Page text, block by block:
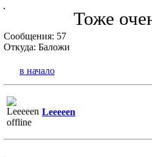
Сообщения: 57
Откуда: Баложи
Тоже
в начало
Leeeeen